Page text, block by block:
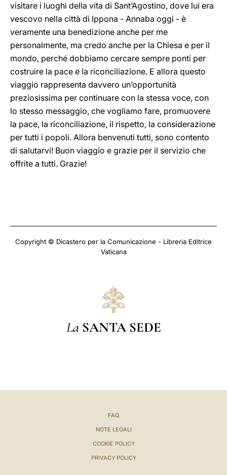
visitare i luoghi della vita di Sant’Agostino, dove lui era
vescovo nella città di Ippona - Annaba oggi - è
veramente una benedizione anche per me
personalmente, ma credo anche per la Chiesa e per il
mondo, perché dobbiamo cercare sempre ponti per
costruire la pace e la riconciliazione. E allora questo
viaggio rappresenta davvero un’opportunità
preziosissima per continuare con la stessa voce, con
lo stesso messaggio, che vogliamo fare, promuovere
la pace, la riconciliazione, il rispetto, la considerazione
per tutti i popoli. Allora benvenuti tutti, sono contento
di salutarvi! Buon viaggio e grazie per il servizio che
offrite a tutti. Grazie!
Copyright © Dicastero per la Comunicazione - Libreria Editrice
Vaticana
La SANTA SEDE
FAQ
NOTE LEGALI
COOKIE POLICY
PRIVACY POLICY